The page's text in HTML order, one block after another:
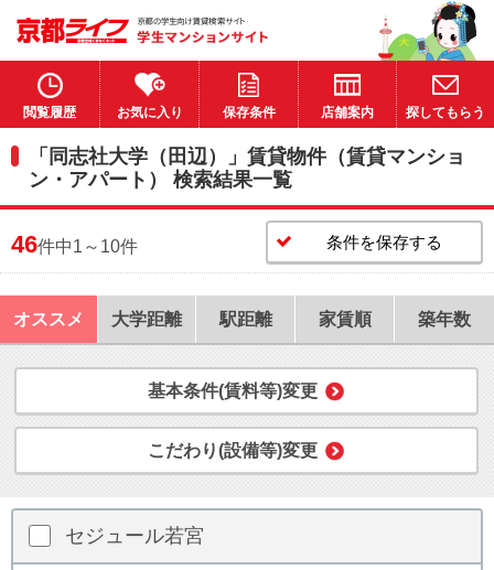
閲覧履歴 お気に入り 保存条件 店舗案内 探してもらう
「同志社大学（田辺）」賃貸物件（賃貸マンショ
ン・アパート） 検索結果一覧
46件中1～10件 条件を保存する
オススメ 大学距離 駅距離 家賃順 築年数
基本条件(賃料等)変更
こだわり(設備等)変更
セジュール若宮